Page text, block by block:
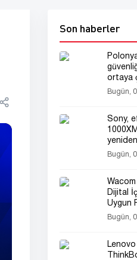
Son haberler
ortaya
Bugün,
Sony,
Bugün,
Dijital
Uygun
Bugün,